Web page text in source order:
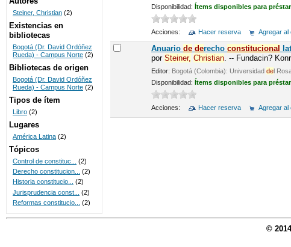
Disponibilidad: Ítems disponibles para
Acciones: Hacer reserva Agregar al
Anuario de derecho constitucional
por Steiner, Christian. -- Fundacin?
Editor: Bogotá (Colombia): Universidad del
Disponibilidad: Ítems disponibles para
Acciones: Hacer reserva Agregar al
Steiner, Christian (2)
Existencias en
bibliotecas
Bogotá (Dr. David Ordóñez
Rueda) - Campus Norte (2)
Bibliotecas de origen
Bogotá (Dr. David Ordóñez
Rueda) - Campus Norte (2)
Tipos de ítem
Libro (2)
Lugares
América Latina (2)
Tópicos
Control de constituc...
(2)
Derecho constitucion...
(2)
Historia constitucio... (2)
Jurisprudencia const...
(2)
Reformas constitucio...
(2)
©